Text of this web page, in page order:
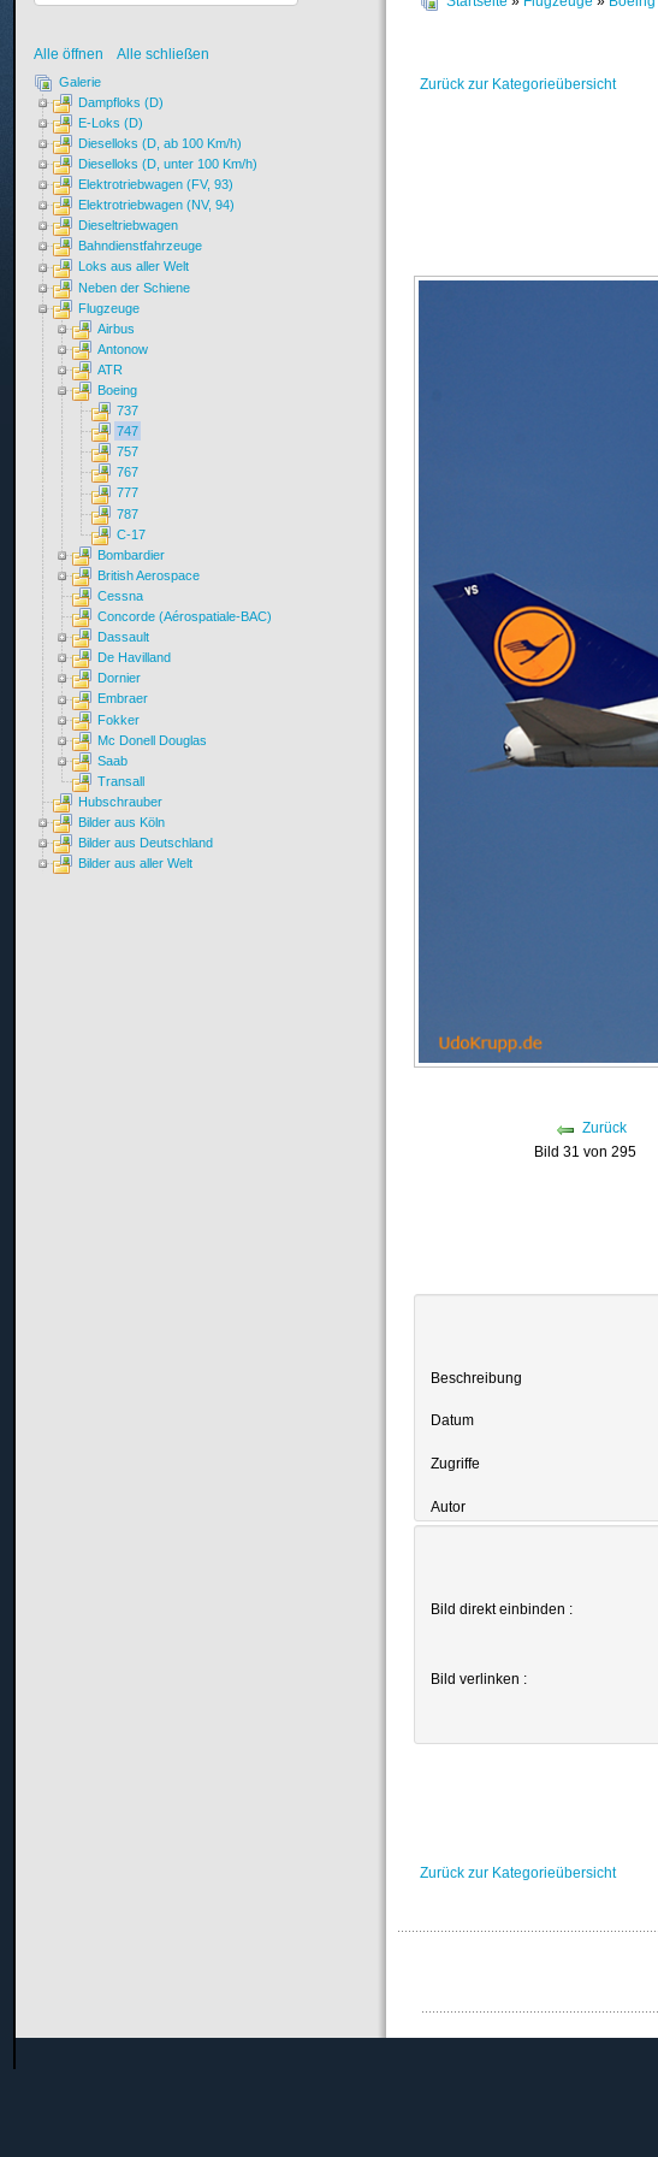
Zurück zur Kategorieübersicht
Zurück
Bild 31 von 295
Beschreibung
Datum
Zugriffe
Autor
Bild direkt einbinden :
Bild verlinken :
Zurück zur Kategorieübersicht
Alle öffnen Alle schließen
Galerie
Dampfloks (D)
E-Loks (D)
Dieselloks (D, ab 100 Km/h)
Dieselloks (D, unter 100 Km/h)
Elektrotriebwagen (FV, 93)
Elektrotriebwagen (NV, 94)
Dieseltriebwagen
Bahndienstfahrzeuge
Loks aus aller Welt
Neben der Schiene
Flugzeuge
Airbus
Antonow
ATR
Boeing
737
747
757
767
777
787
C-17
Bombardier
British Aerospace
Cessna
Concorde (Aérospatiale-BAC)
Dassault
De Havilland
Dornier
Embraer
Fokker
Mc Donell Douglas
Saab
Transall
Hubschrauber
Bilder aus Köln
Bilder aus Deutschland
Bilder aus aller Welt